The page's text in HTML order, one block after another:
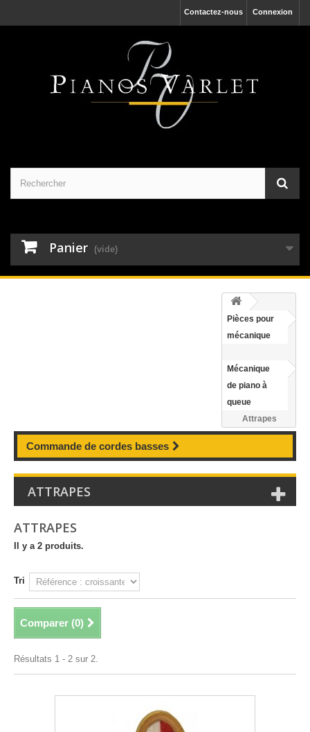
Connexion
Contactez-nous
Panier (vide)
Pièces pour
mécanique
Mécanique
de piano à
queue
Attrapes
Commande de cordes basses
ATTRAPES
ATTRAPES
Il y a 2 produits.
Tri
Comparer (0)
Résultats 1 - 2 sur 2.